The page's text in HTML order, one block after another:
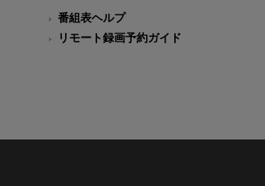
番組表ヘルプ
リモート録画予約ガイド